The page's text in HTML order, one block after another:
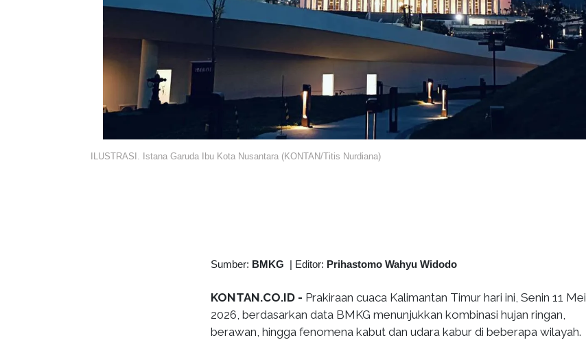
ILUSTRASI. Istana Garuda Ibu Kota Nusantara (KONTAN/Titis Nurdiana)
Sumber: BMKG | Editor: Prihastomo Wahyu Widodo
KONTAN.CO.ID - Prakiraan cuaca Kalimantan Timur hari ini, Senin 11 Mei
2026, berdasarkan data BMKG menunjukkan kombinasi hujan ringan,
berawan, hingga fenomena kabut dan udara kabur di beberapa wilayah.